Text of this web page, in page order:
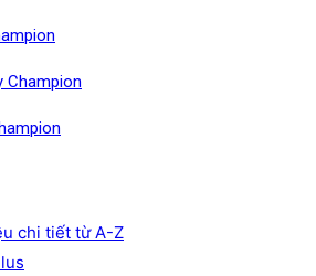
Champion
chi tiết từ A-Z